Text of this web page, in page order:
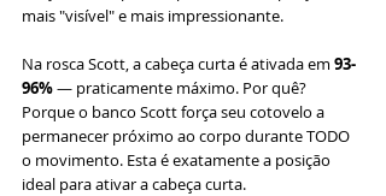
mais "visível" e mais impressionante.
Na rosca Scott, a cabeça curta é ativada em 93-
96% — praticamente máximo. Por quê?
Porque o banco Scott força seu cotovelo a
permanecer próximo ao corpo durante TODO
o movimento. Esta é exatamente a posição
ideal para ativar a cabeça curta.